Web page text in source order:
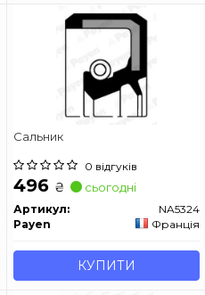
Сальник
0 відгуків
496 ₴ сьогодні
Артикул:
NA5324
Payen
Франція
КУПИТИ